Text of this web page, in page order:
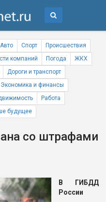
Авто Спорт
Происшествия
компаний Погода
ЖКХ
Дороги и транспорт
Экономика и финансы
Работа
будущее
со штрафами
В ГИБДД
России